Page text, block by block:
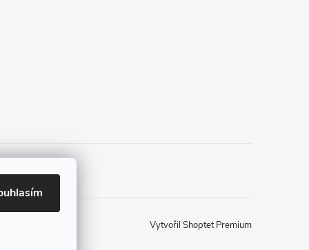
Vytvořil Shoptet Premium